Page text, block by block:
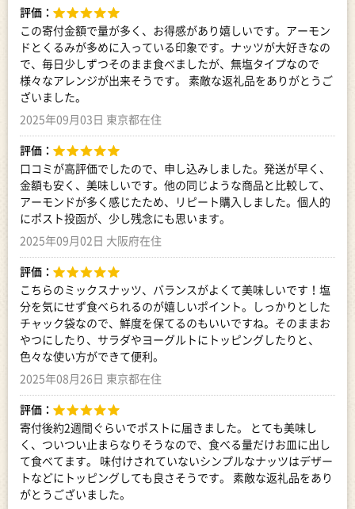
評価：
この寄付金額で量が多く、お得感があり嬉しいです。アーモン
ドとくるみが多めに入っている印象です。ナッツが大好きなの
で、毎日少しずつそのまま食べましたが、無塩タイプなので
様々なアレンジが出来そうです。 素敵な返礼品をありがとうご
ざいました。
2025年09月03日 東京都在住
評価：
口コミが高評価でしたので、申し込みしました。発送が早く、
金額も安く、美味しいです。他の同じような商品と比較して、
アーモンドが多く感じたため、リピート購入しました。個人的
にポスト投函が、少し残念にも思います。
2025年09月02日 大阪府在住
評価：
こちらのミックスナッツ、バランスがよくて美味しいです！塩
分を気にせず食べられるのが嬉しいポイント。しっかりとした
チャック袋なので、鮮度を保てるのもいいですね。そのままお
やつにしたり、サラダやヨーグルトにトッピングしたりと、
色々な使い方ができて便利。
2025年08月26日 東京都在住
評価：
寄付後約2週間ぐらいでポストに届きました。 とても美味し
く、ついつい止まらなりそうなので、食べる量だけお皿に出し
て食べてます。 味付けされていないシンプルなナッツはデザー
トなどにトッピングしても良さそうです。 素敵な返礼品をあり
がとうございました。